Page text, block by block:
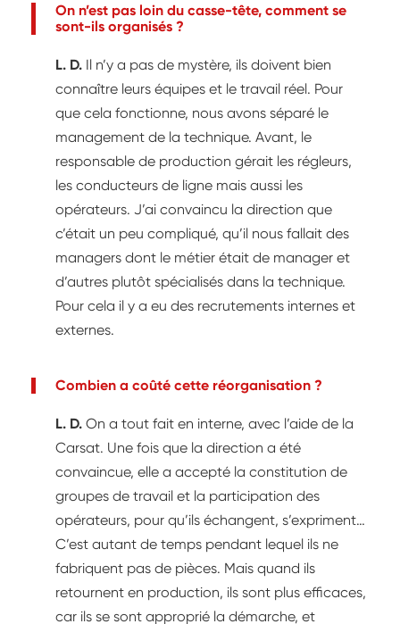
On n’est pas loin du casse-tête, comment se
sont-ils organisés ?
L. D. Il n’y a pas de mystère, ils doivent bien
connaître leurs équipes et le travail réel. Pour
que cela fonctionne, nous avons séparé le
management de la technique. Avant, le
responsable de production gérait les régleurs,
les conducteurs de ligne mais aussi les
opérateurs. J’ai convaincu la direction que
c’était un peu compliqué, qu’il nous fallait des
managers dont le métier était de manager et
d’autres plutôt spécialisés dans la technique.
Pour cela il y a eu des recrutements internes et
externes.
Combien a coûté cette réorganisation ?
L. D. On a tout fait en interne, avec l’aide de la
Carsat. Une fois que la direction a été
convaincue, elle a accepté la constitution de
groupes de travail et la participation des
opérateurs, pour qu’ils échangent, s’expriment…
C’est autant de temps pendant lequel ils ne
fabriquent pas de pièces. Mais quand ils
retournent en production, ils sont plus efficaces,
car ils se sont approprié la démarche, et